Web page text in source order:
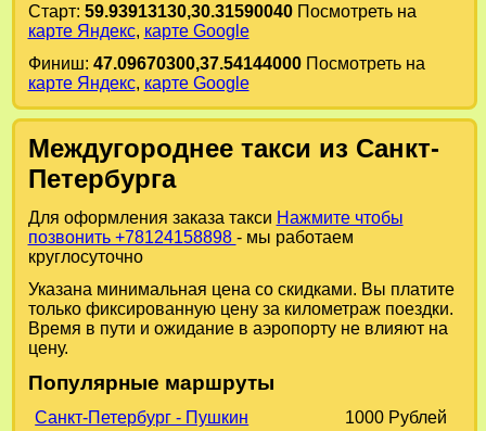
Старт: 59.93913130,30.31590040Посмотреть на
карте Яндекс, карте Google
Финиш: 47.09670300,37.54144000Посмотреть на
карте Яндекс, карте Google
Междугороднее такси из Санкт-
Петербурга
Для оформления заказа такси Нажмите чтобы
позвонить +78124158898 - мы работаем
круглосуточно
Указана минимальная цена со скидками. Вы платите
только фиксированную цену за километраж поездки.
Время в пути и ожидание в аэропорту не влияют на
цену.
Популярные маршруты
Санкт-Петербург - Пушкин 1000 Рублей